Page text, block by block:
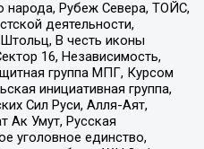
народа, Рубеж Севера, ТОЙС,
деятельности,
В честь иконы
16, Независимость,
группа МПГ, Курсом
инициативная группа,
Сил Руси, Алля-Аят,
Ак Умут, Русская
уголовное единство,